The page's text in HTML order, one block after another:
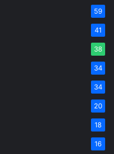
59
41
38
34
34
20
18
16